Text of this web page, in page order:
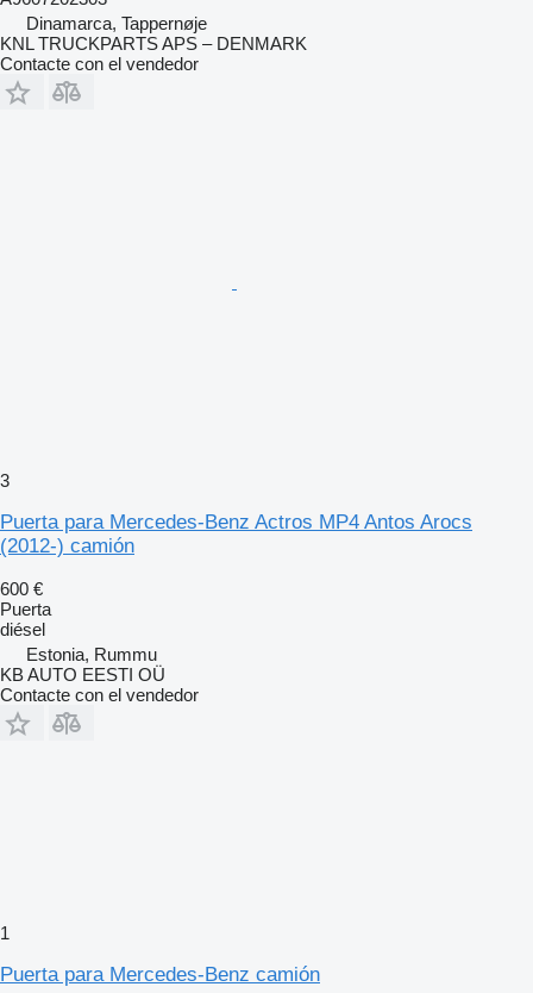
Dinamarca, Tappernøje
KNL TRUCKPARTS APS – DENMARK
Contacte con el vendedor
3
Puerta para Mercedes-Benz Actros MP4 Antos Arocs
(2012-) camión
600 €
Puerta
diésel
Estonia, Rummu
KB AUTO EESTI OÜ
Contacte con el vendedor
1
Puerta para Mercedes-Benz camión